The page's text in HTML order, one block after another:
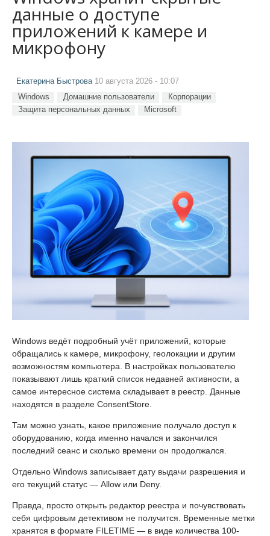
данные о доступе
приложений к камере и
микрофону
Екатерина Быстрова 10 августа 2026 - 10:07
Windows Домашние пользователи
Корпорации
Защита персональных данных
Microsoft
Windows ведёт подробный учёт приложений, которые
обращались к камере, микрофону, геолокации и другим
возможностям компьютера. В настройках пользователю
показывают лишь краткий список недавней активности, а
самое интересное система складывает в реестр. Данные
находятся в разделе ConsentStore.
Там можно узнать, какое приложение получало доступ к
оборудованию, когда именно начался и закончился
последний сеанс и сколько времени он продолжался.
Отдельно Windows записывает дату выдачи разрешения и
его текущий статус — Allow или Deny.
Правда, просто открыть редактор реестра и почувствовать
себя цифровым детективом не получится. Временные метки
хранятся в формате FILETIME — в виде количества 100-